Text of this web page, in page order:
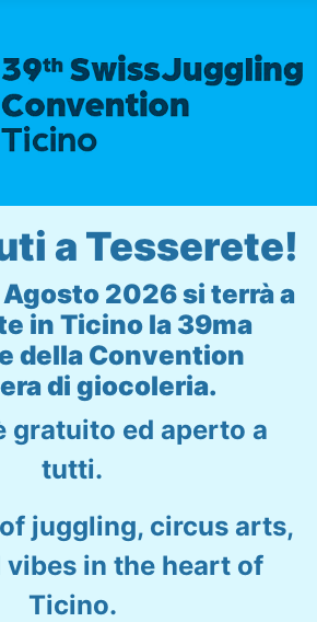
a Tesserete!
Agosto 2026 si terrà a
in Ticino la 39ma
della Convention
di giocoleria.
gratuito ed aperto a
tutti.
juggling, circus arts,
vibes in the heart of
Ticino.